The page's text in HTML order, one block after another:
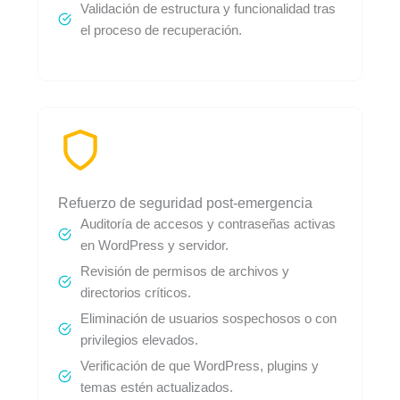
Validación de estructura y funcionalidad tras
el proceso de recuperación.
Refuerzo de seguridad post-emergencia
Auditoría de accesos y contraseñas activas
en WordPress y servidor.
Revisión de permisos de archivos y
directorios críticos.
Eliminación de usuarios sospechosos o con
privilegios elevados.
Verificación de que WordPress, plugins y
temas estén actualizados.